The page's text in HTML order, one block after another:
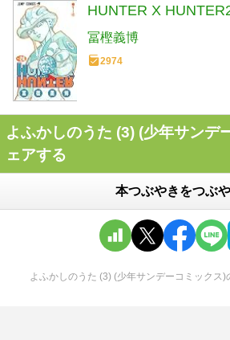
HUNTER X
冨樫義博
2974
よふかしのうた (3) (少年サンデ
ェアする
本つぶやきをつぶや
よふかしのうた (3) (少年サンデーコミックス)